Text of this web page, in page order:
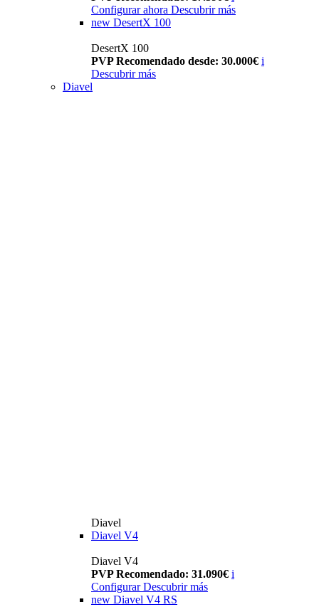
Configurar ahora Descubrir más
new DesertX 100
DesertX 100
PVP Recomendado desde: 30.000€ i
Descubrir más
Diavel
Diavel
Diavel V4
Diavel V4
PVP Recomendado: 31.090€ i
Configurar Descubrir más
new Diavel V4 RS